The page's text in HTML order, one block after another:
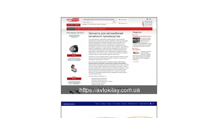
https://avtokitay.com.ua